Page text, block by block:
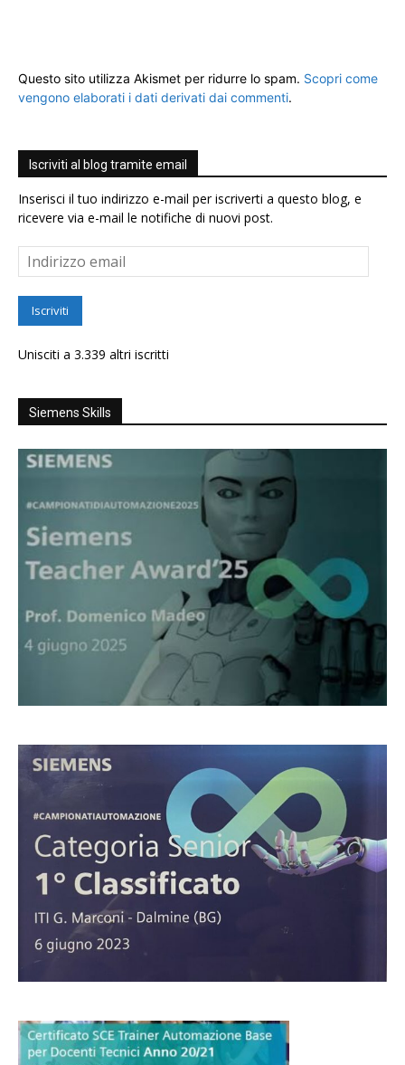
Questo sito utilizza Akismet per ridurre lo spam. Scopri come
vengono elaborati i dati derivati dai commenti.
Iscriviti al blog tramite email
Inserisci il tuo indirizzo e-mail per iscriverti a questo blog, e
ricevere via e-mail le notifiche di nuovi post.
Indirizzo
email
Iscriviti
Unisciti a 3.339 altri iscritti
Siemens Skills